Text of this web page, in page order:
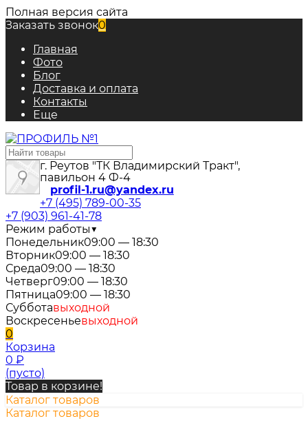
Полная версия сайта
Заказать звонок0
Главная
Фото
Блог
Доставка и оплата
Контакты
Еще
г. Реутов "ТК Владимирский Тракт",
павильон 4 Ф-4
profil-1.ru@yandex.ru
+7 (495) 789-00-35
+7 (903) 961-41-78
Режим работы▼
Понедельник09:00 — 18:30
Вторник09:00 — 18:30
Среда09:00 — 18:30
Четверг09:00 — 18:30
Пятница09:00 — 18:30
Субботавыходной
Воскресеньевыходной
0
Корзина
0 ₽
(пусто)
Товар в корзине!
Каталог товаров
Каталог товаров